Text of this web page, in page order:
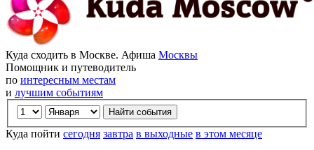
Куда сходить в Москве. Афиша Москвы
Помощник и путеводитель
по интересным местам
и лучшим событиям
Куда пойти сегодня завтра в выходные в этом месяце